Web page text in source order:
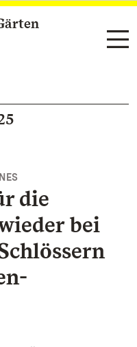
die
bei